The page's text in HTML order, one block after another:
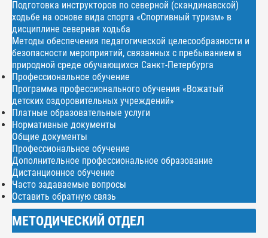
Подготовка инструкторов по северной (скандинавской)
ходьбе на основе вида спорта «Спортивный туризм» в
дисциплине северная ходьба
Методы обеспечения педагогической целесообразности и
безопасности мероприятий, связанных с пребыванием в
природной среде обучающихся Санкт-Петербурга
Профессиональное обучение
Программа профессионального обучения «Вожатый
детских оздоровительных учреждений»
Платные образовательные услуги
Нормативные документы
Общие документы
Профессиональное обучение
Дополнительное профессиональное образование
Дистанционное обучение
Часто задаваемые вопросы
Оставить обратную связь
МЕТОДИЧЕСКИЙ ОТДЕЛ